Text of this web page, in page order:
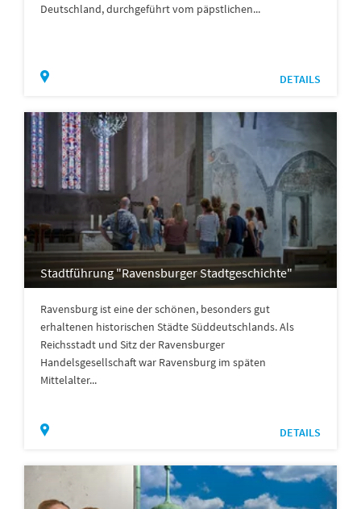
Deutschland, durchgeführt vom päpstlichen...
DETAILS
Stadtführung "Ravensburger Stadtgeschichte"
Ravensburg ist eine der schönen, besonders gut
erhaltenen historischen Städte Süddeutschlands. Als
Reichsstadt und Sitz der Ravensburger
Handelsgesellschaft war Ravensburg im späten
Mittelalter...
DETAILS